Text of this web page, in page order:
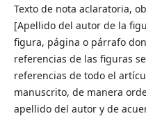
Texto de nota aclaratoria,
[Apellido del autor de la
figura, página o párrafo
referencias de las figuras
referencias de todo el
manuscrito, de manera
apellido del autor y de